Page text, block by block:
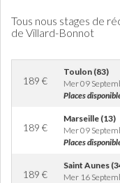
Tous nous stages de
de Villard-Bonnot
189 €
Toulon (83)
Mer 09
Places
189 €
Marseille (13)
Mer 09
Places
189 €
Saint Aunes
Mer 16